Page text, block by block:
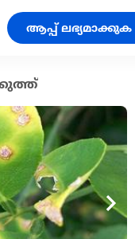
ആപ്പ് ലഭ്യമാക്കുക